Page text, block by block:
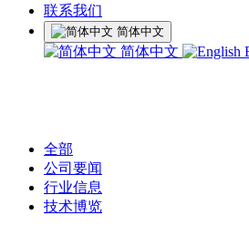
联系我们
简体中文
简体中文
全部
公司要闻
行业信息
技术博览